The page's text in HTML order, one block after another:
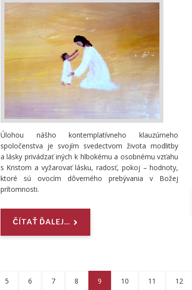
Úlohou nášho kontemplatívneho klauzúrneho
spoločenstva je svojím svedectvom života modlitby
a lásky privádzať iných k hlbokému a osobnému vzťahu
s Kristom a vyžarovať lásku, radosť, pokoj – hodnoty,
ktoré sú ovocím dôverného prebývania v Božej
prítomnosti.
ČÍTAŤ ĎALEJ...
5 6 7 8 9 10 11 12